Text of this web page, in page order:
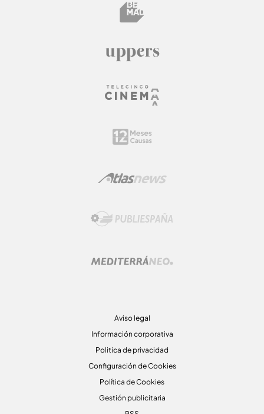
Aviso legal
Información corporativa
Politica de privacidad
Configuración de Cookies
Política de Cookies
Gestión publicitaria